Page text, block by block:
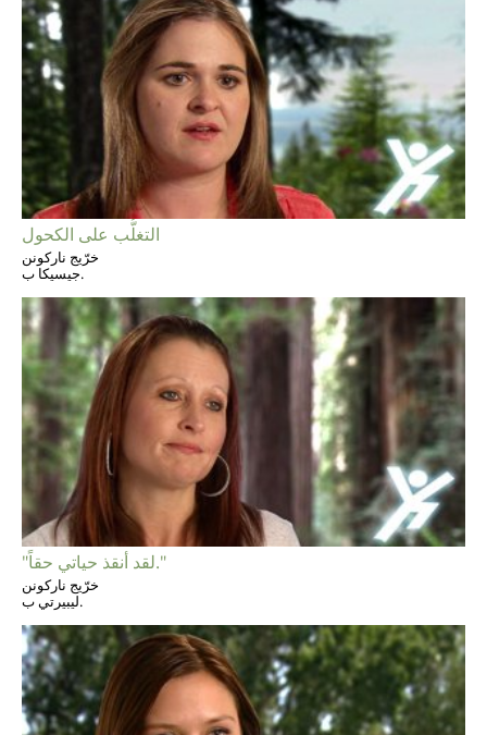
التغلُّب على الكحول
خرّيج ناركونن
جيسيكا ب.
"لقد أنقذ حياتي حقاً."
خرّيج ناركونن
ليبيرتي ب.